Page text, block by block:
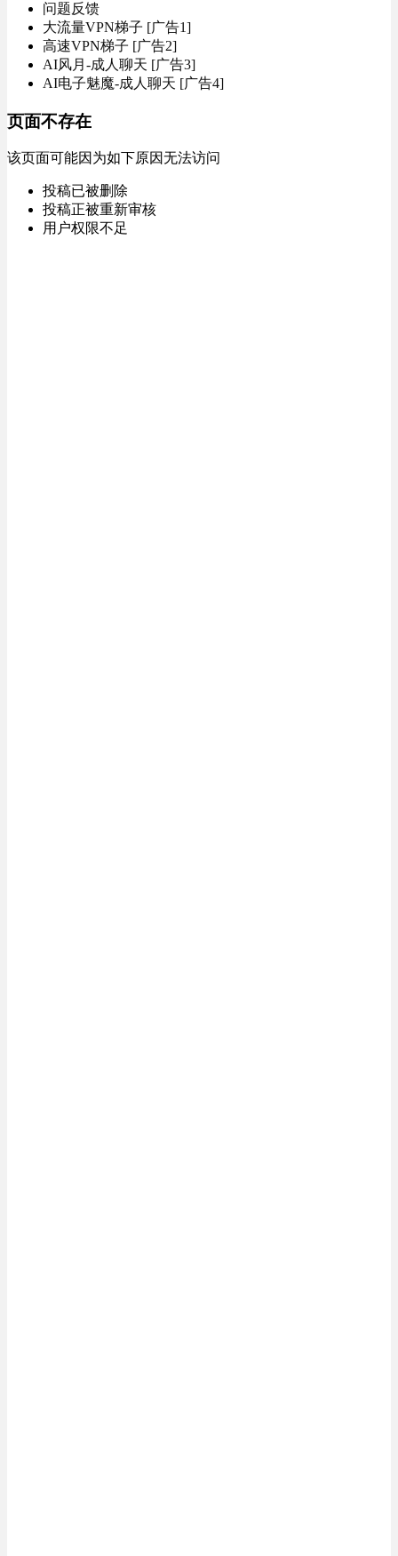
问题反馈
大流量VPN梯子 [广告1]
高速VPN梯子 [广告2]
AI风月-成人聊天 [广告3]
AI电子魅魔-成人聊天 [广告4]
页面不存在
该页面可能因为如下原因无法访问
投稿已被删除
投稿正被重新审核
用户权限不足